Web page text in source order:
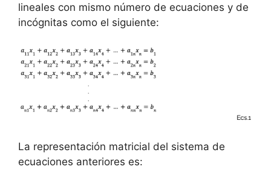
lineales con mismo número de ecuaciones y de
incógnitas como el siguiente:
La representación matricial del sistema de
ecuaciones anteriores es: